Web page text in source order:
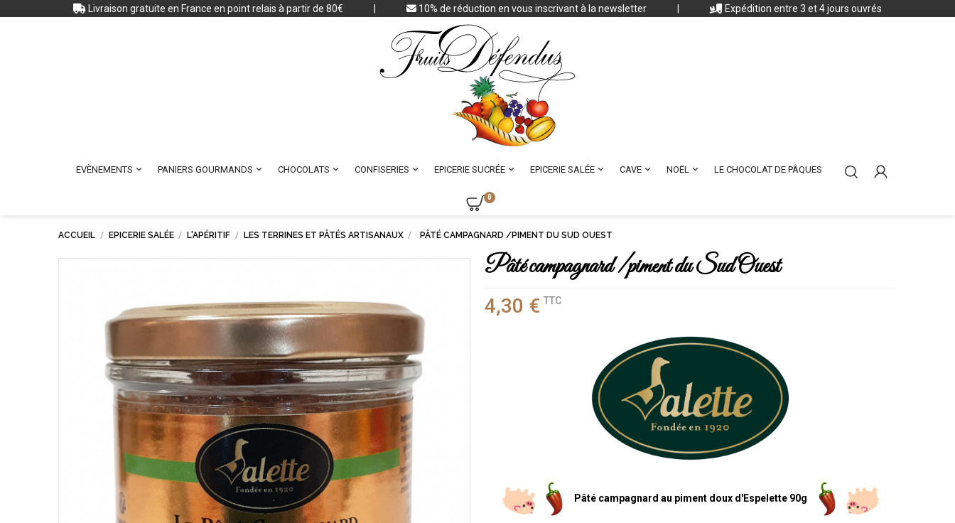
Livraison gratuite en France en point relais à partir de 80€ 10% de réduction en vous inscrivant à la newsletter Expédition entre 3 et 4 jours ouvrés

EVÈNEMENTS 
PANIERS GOURMANDS 
CHOCOLATS 
CONFISERIES 
EPICERIE SUCRÉE 
EPICERIE SALÉE 
CAVE 
NOËL LE CHOCOLAT DE PÂQUES
0
ACCUEIL EPICERIE SALÉE L'APÉRITIF LES TERRINES ET PÂTÉS ARTISANAUX PÂTÉ CAMPAGNARD /PIMENT DU SUD OUEST
Pâté campagnard /piment du Sud Ouest
4,30 € TTC
Pâté campagnard au piment doux d'Espelette 90g